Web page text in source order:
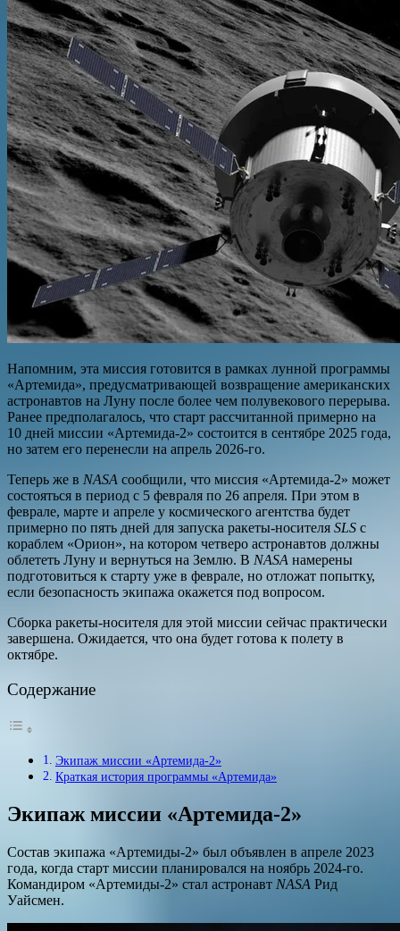
Напомним, эта миссия готовится в рамках лунной программы
«Артемида», предусматривающей возвращение американских
астронавтов на Луну после более чем полувекового перерыва.
Ранее предполагалось, что старт рассчитанной примерно на
10 дней миссии «Артемида-2» состоится в сентябре 2025 года,
но затем его перенесли на апрель 2026-го.
Теперь же в NASA сообщили, что миссия «Артемида-2» может
состояться в период с 5 февраля по 26 апреля. При этом в
феврале, марте и апреле у космического агентства будет
примерно по пять дней для запуска ракеты-носителя SLS с
кораблем «Орион», на котором четверо астронавтов должны
облететь Луну и вернуться на Землю. В NASA намерены
подготовиться к старту уже в феврале, но отложат попытку,
если безопасность экипажа окажется под вопросом.
Сборка ракеты-носителя для этой миссии сейчас практически
завершена. Ожидается, что она будет готова к полету в
октябре.
Содержание
Экипаж миссии «Артемида-2»
Краткая история программы «Артемида»
Экипаж миссии «Артемида-2»
Состав экипажа «Артемиды-2» был объявлен в апреле 2023
года, когда старт миссии планировался на ноябрь 2024-го.
Командиром «Артемиды-2» стал астронавт NASA Рид
Уайсмен.